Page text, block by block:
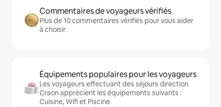
Commentaires de voyageurs vérifiés
Plus de 10 commentaires vérifiés pour vous aider
à choisir
Équipements populaires pour les voyageurs
Les voyageurs effectuant des séjours direction
Craon apprécient les équipements suivants :
Cuisine, Wifi et Piscine